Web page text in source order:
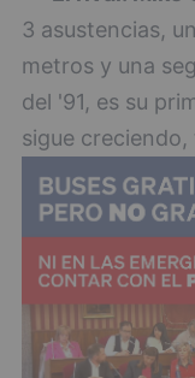
3 asustencias,
metros y una
del '91, es su
sigue